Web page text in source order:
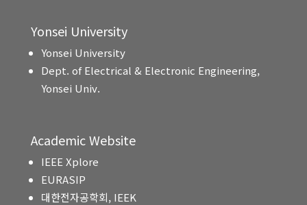
Yonsei University
Yonsei University
Dept. of Electrical & Electronic Engineering,
Yonsei Univ.
Academic Website
IEEE Xplore
EURASIP
대한전자공학회, IEEK